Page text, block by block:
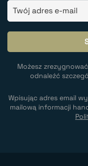
Możesz
odnaleźć
Wpisując adres email
mailową informacji